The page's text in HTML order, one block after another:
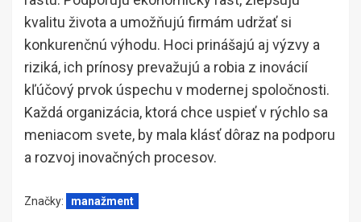
kvalitu života a umožňujú firmám udržať si
konkurenčnú výhodu. Hoci prinášajú aj výzvy a
riziká, ich prínosy prevažujú a robia z inovácií
kľúčový prvok úspechu v modernej spoločnosti.
Každá organizácia, ktorá chce uspieť v rýchlo sa
meniacom svete, by mala klásť dôraz na podporu
a rozvoj inovačných procesov.
Značky: manažment